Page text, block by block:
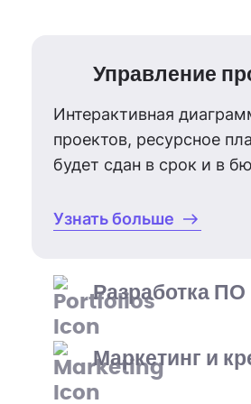
Управление
Интерактивная
проектов, ресурсное
будет сдан в срок и в
Узнать больше
Разработка ПО
Маркетинг и